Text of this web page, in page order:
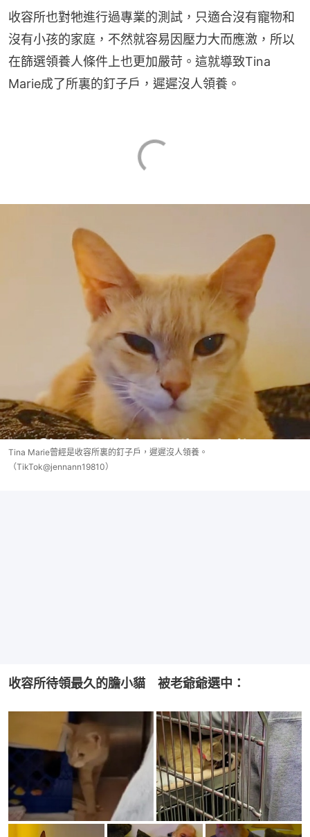
收容所也對牠進行過專業的測試，只適合沒有寵物和
沒有小孩的家庭，不然就容易因壓力大而應激，所以
在篩選領養人條件上也更加嚴苛。這就導致Tina
Marie成了所裏的釘子戶，遲遲沒人領養。
Tina Marie曾經是收容所裏的釘子戶，遲遲沒人領養。
（TikTok@jennann19810）
收容所待領最久的膽小貓　被老爺爺選中：